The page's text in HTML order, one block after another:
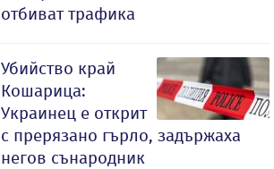
отбиват трафика
Убийство край
Кошарица:
Украинец е открит
с прерязано гърло, задържаха
негов сънародник